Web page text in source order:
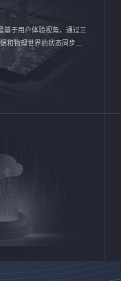
基于用户体验视角，通过三
和物理世界的状态同步呈
观的感受，推动各行业完
的转换